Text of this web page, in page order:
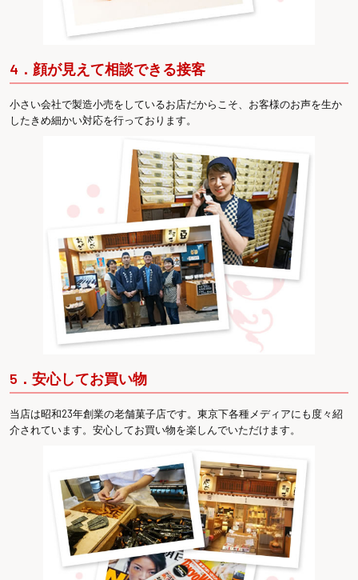
4．顔が見えて相談できる接客
小さい会社で製造小売をしているお店だからこそ、お客様のお声を生か
したきめ細かい対応を行っております。
5．安心してお買い物
当店は昭和23年創業の老舗菓子店です。東京下各種メディアにも度々紹
介されています。安心してお買い物を楽しんでいただけます。